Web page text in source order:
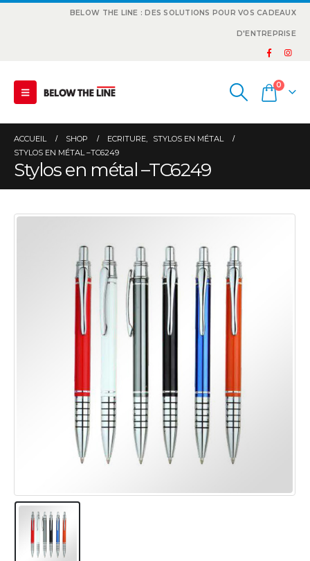
BELOW THE LINE : DES SOLUTIONS POUR VOS CADEAUX
D'ENTREPRISE
0
ACCUEIL SHOP ECRITURE,
STYLOS EN MÉTAL
STYLOS EN MÉTAL –TC6249
Stylos en métal –TC6249